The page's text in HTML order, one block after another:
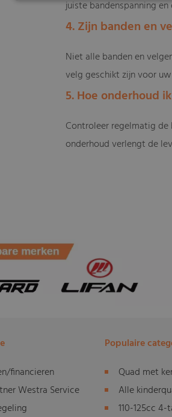
juiste bandenspanning
4. Zijn banden en
Niet alle banden en
velg geschikt zijn voor
5. Hoe onderhoud
Controleer regelmatig de
onderhoud verlengt de
financieren
Westra Service
Populaire
Quad met
Alle
110-125cc